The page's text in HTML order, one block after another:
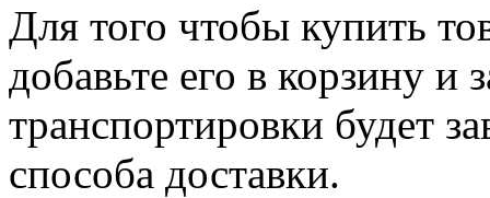
Для того чтобы купить
добавьте его в корзину и
транспортировки будет
способа доставки.